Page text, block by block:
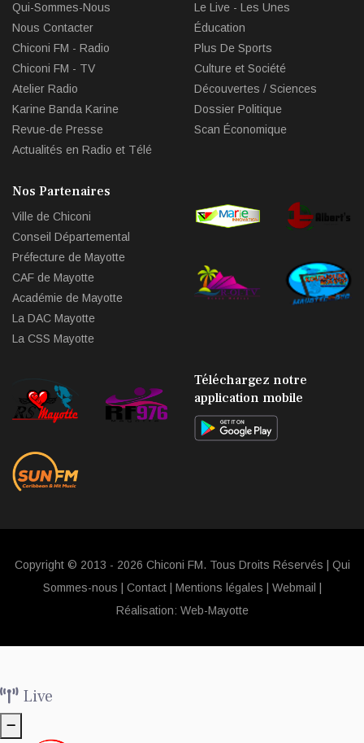
Qui-Sommes-Nous
Nous Contacter
Chiconi FM - Radio
Chiconi FM - TV
Atelier Radio
Karine Banda Karine
Revue-de Presse
Actualités en Radio et Télé
Le Live - Les Unes
Éducation
Plus De Sports
Culture et Société
Découvertes / Sciences
Dossier Politique
Scan Économique
Nos Partenaires
Ville de Chiconi
Conseil Départemental
Préfecture de Mayotte
CAF de Mayotte
Académie de Mayotte
La DAC Mayotte
La CSS Mayotte
Téléchargez notre
application mobile
Copyright © 2013 - 2026 Chiconi FM. Tous Droits Réservés | Qui
Sommes-nous
Contact| Mentions légales Webmail
Réalisation: Web-Mayotte
Live